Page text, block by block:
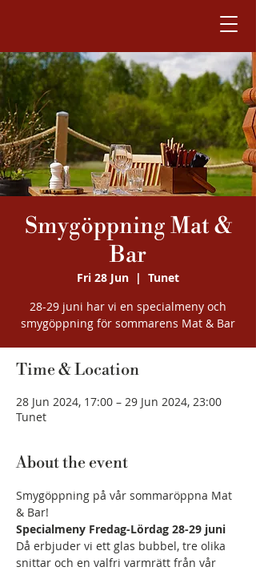
Smygöppning Mat &
Bar
Fri 28 Jun
  |
Tunet
28-29 juni har vi en specialmeny och
smygöppning för sommarens Mat & Bar
Time & Location
28 Jun 2024, 17:00 – 29 Jun 2024, 23:00
Tunet
About the event
Smygöppning på vår sommaröppna Mat
& Bar!
Specialmeny Fredag-Lördag 28-29 juni
Då erbjuder vi ett glas bubbel, tre olika
snittar och en valfri varmrätt från vår